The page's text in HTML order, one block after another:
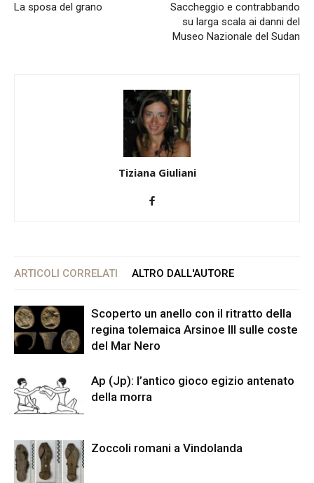
La sposa del grano
Saccheggio e contrabbando
su larga scala ai danni del
Museo Nazionale del Sudan
Tiziana Giuliani
ARTICOLI CORRELATI ALTRO DALL'AUTORE
Scoperto un anello con il ritratto della
regina tolemaica Arsinoe III sulle coste
del Mar Nero
Ap (Jp): l’antico gioco egizio antenato
della morra
Zoccoli romani a Vindolanda